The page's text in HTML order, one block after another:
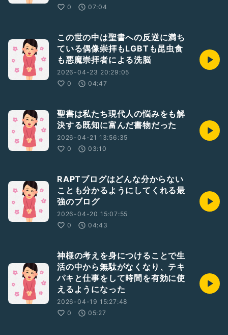
0
07:04
この世の中は聖書への反逆に満ち
ている偶像崇拝もLGBTも昆虫食
も悪魔崇拝者による洗脳
2026-04-23 20:29:05
0
04:47
聖書は私たち現代人の悩みをも解
決する既知に富んだ書物だった
2026-04-21 13:56:35
0
03:10
RAPTブログはどんな分からない
ことも分かるようにしてくれる最
強のブログ
2026-04-20 15:07:55
0
04:43
神様の考えを身につけることで生
活の中から無駄がなくなり、テキ
パキと仕事をして時間を有効に使
えるようになった
2026-04-19 15:27:48
0
05:27